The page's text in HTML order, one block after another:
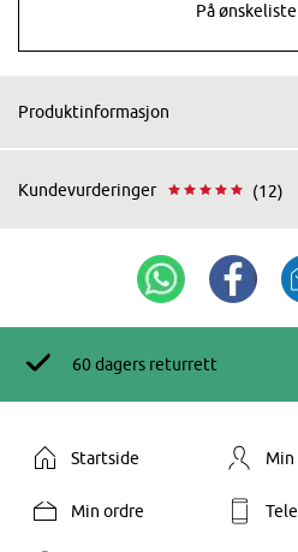
På
Produktinformasjon
Kundevurderinger (12)
60 dagers returrett
Startside
Min ordre